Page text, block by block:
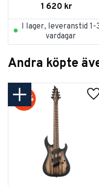
1 620 kr
I lager, leveranstid 1-
vardagar
Andra köpte
20 %